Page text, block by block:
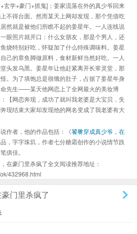
玄学+豪门+抓鬼]；姜家流落在外的真少爷回来
不得台面。然而某天上网却发现，那个凭借吃
然就是被他们所瞧不起的姜星年。一人连线说
眼照片就开口：什么女朋友，那是个男人，还
烧特别好吃，怀疑加了什么特殊调味料。姜星
己的章鱼脚做原料，食材新鲜当然好吃。一人
头发乌黑。姜星年让他赶紧离开长辈灵堂，那
。为了填饱总是很饿的肚子，占据了姜星年身
先生——某天他网恋上了全网最火的美妆博
【网恋奔现，成功了就叫我老婆是大宝贝，失
现结束大家却发现他的网名变成了我老婆有大
作者，他的作品包括：《饕餮穿成真少爷，在
，字字珠玑，作者七分糖霜创作的小说情节跌
俱佳。
在豪门里杀疯了全文阅读推荐地址：
432968.html
门里杀疯了